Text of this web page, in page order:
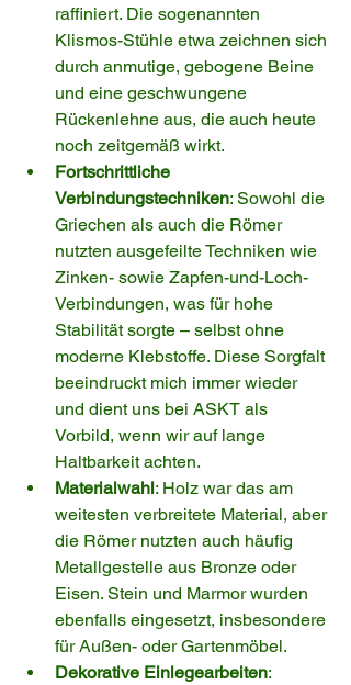
raffiniert. Die sogenannten
Klismos-Stühle etwa zeichnen sich
durch anmutige, gebogene Beine
und eine geschwungene
Rückenlehne aus, die auch heute
noch zeitgemäß wirkt.
Fortschrittliche
Verbindungstechniken: Sowohl die
Griechen als auch die Römer
nutzten ausgefeilte Techniken wie
Zinken- sowie Zapfen-und-Loch-
Verbindungen, was für hohe
Stabilität sorgte – selbst ohne
moderne Klebstoffe. Diese Sorgfalt
beeindruckt mich immer wieder
und dient uns bei ASKT als
Vorbild, wenn wir auf lange
Haltbarkeit achten.
Materialwahl: Holz war das am
weitesten verbreitete Material, aber
die Römer nutzten auch häufig
Metallgestelle aus Bronze oder
Eisen. Stein und Marmor wurden
ebenfalls eingesetzt, insbesondere
für Außen- oder Gartenmöbel.
Dekorative Einlegearbeiten: